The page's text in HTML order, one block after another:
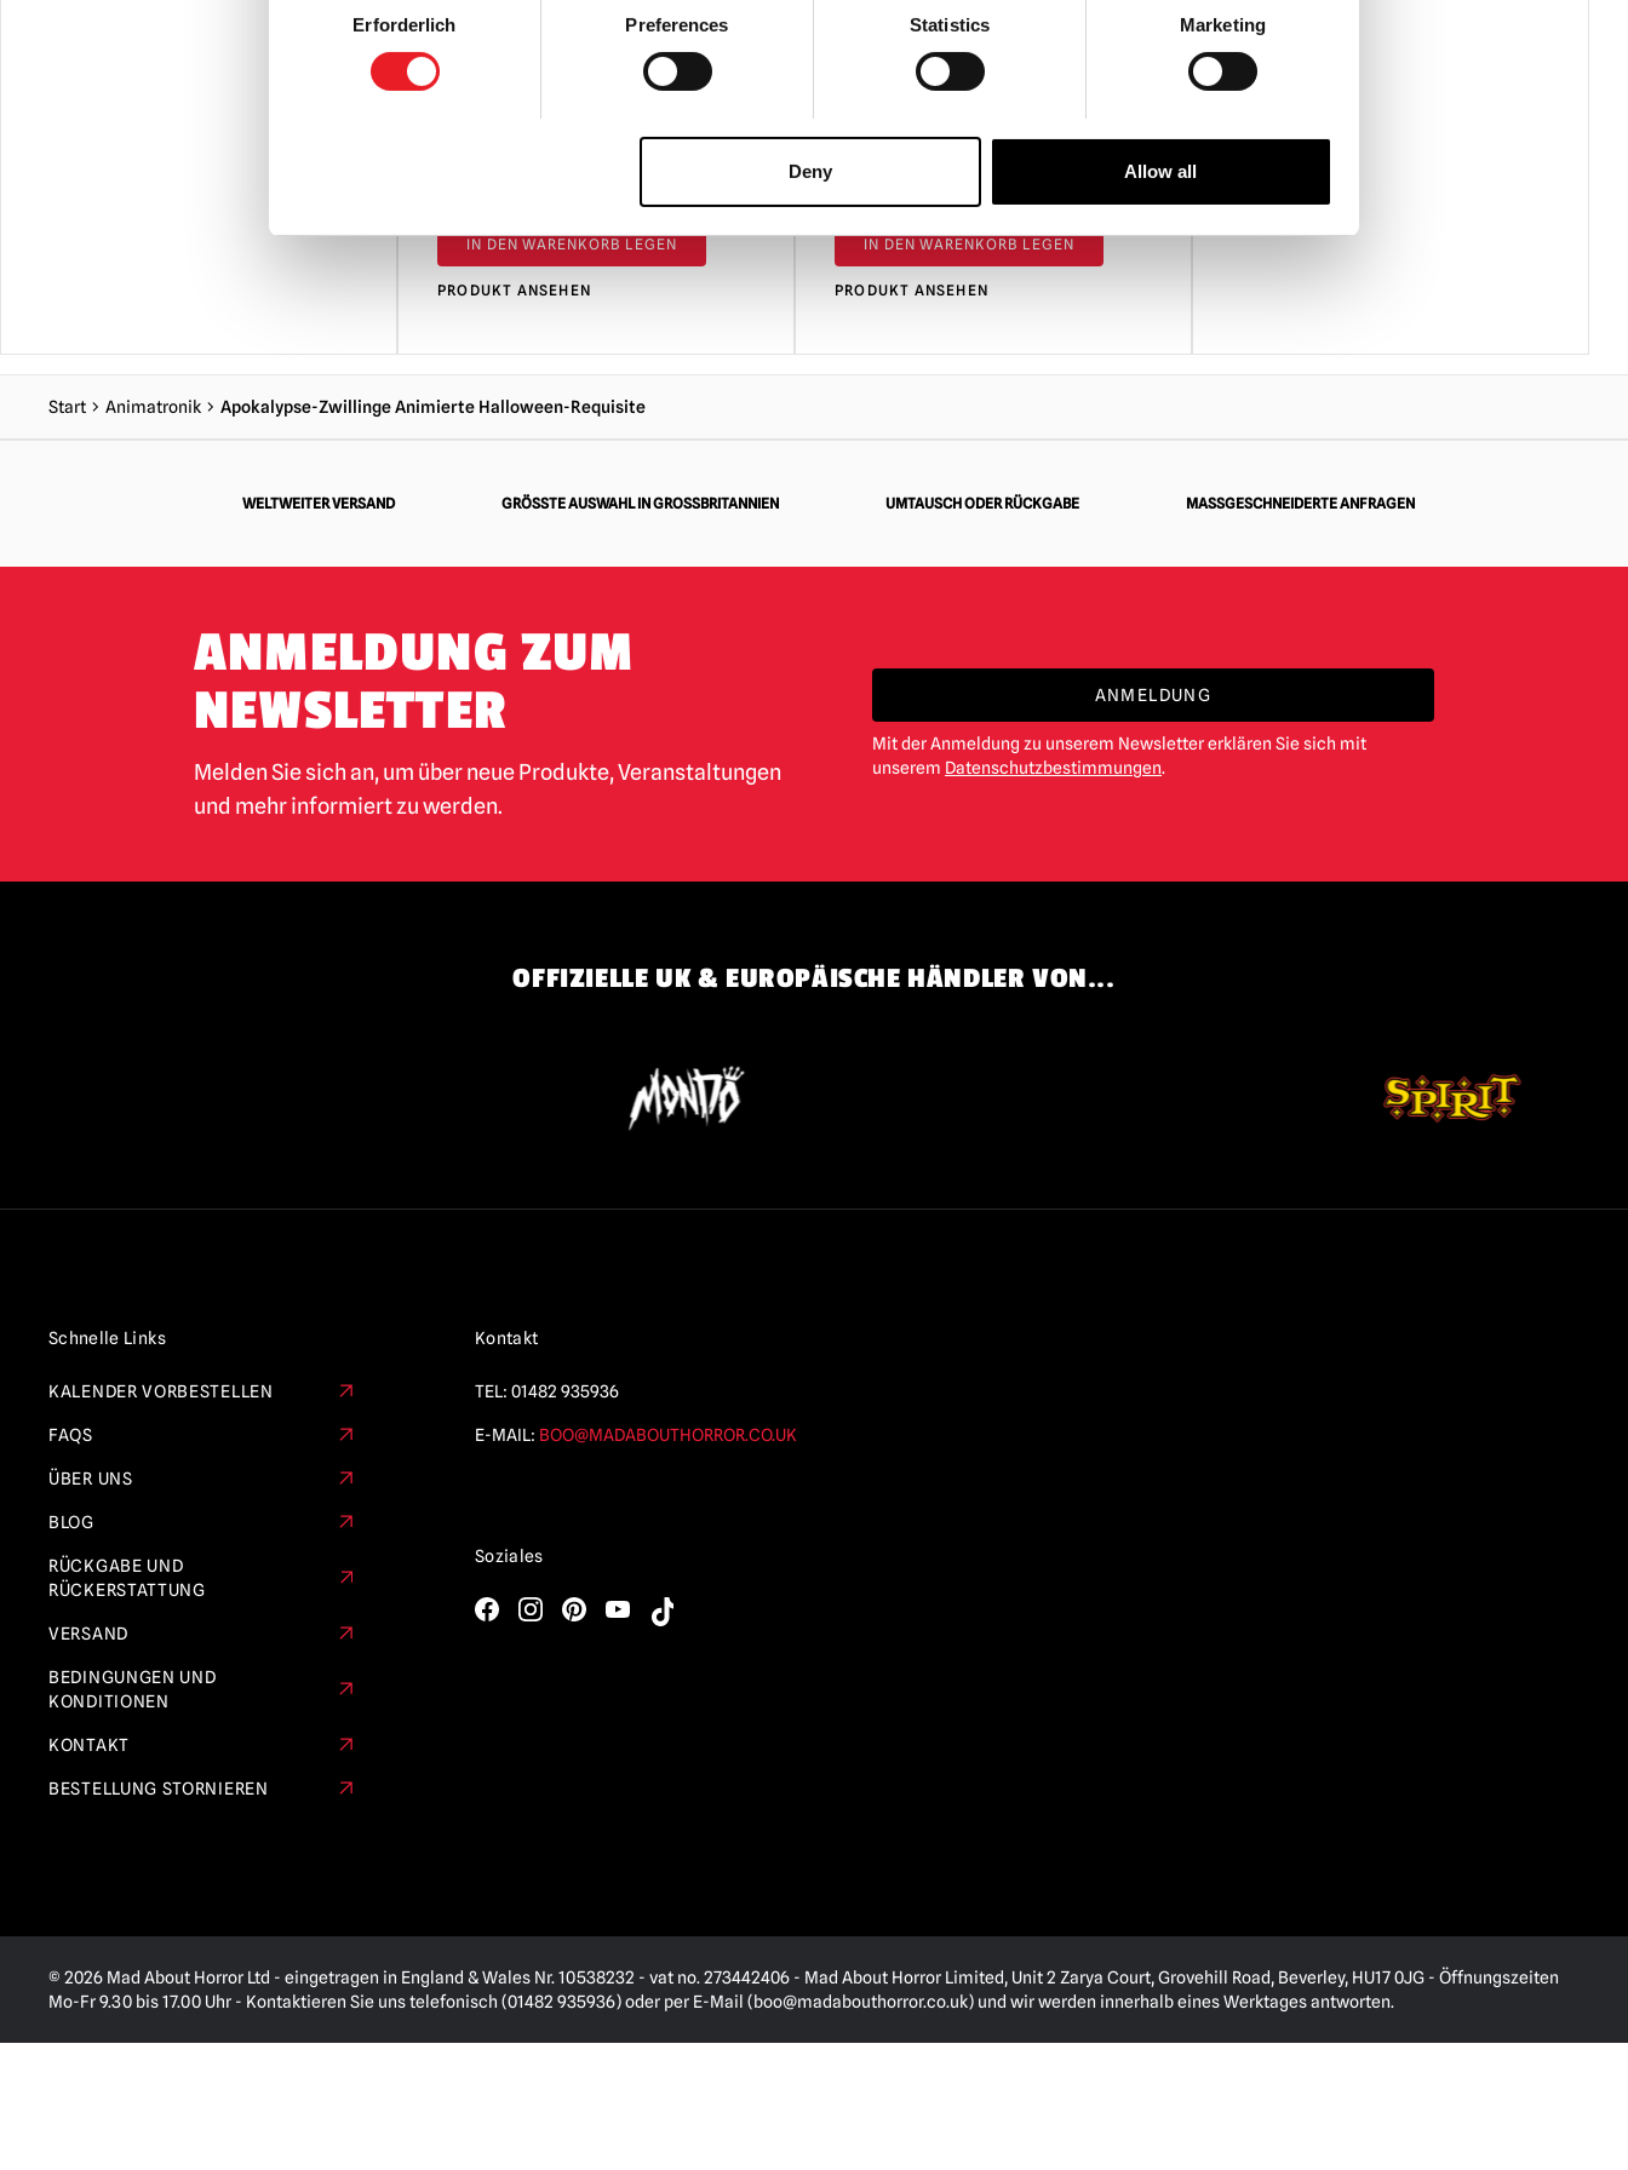
Erforderlich Preferences Statistics Marketing
Deny Allow all
sie vollständig zu zerlegen und in ihrer Originalverpackung oder anderen
geeigneten Behältern an einem trockenen Ort aufzubewahren.
IN DEN WARENKORB LEGEN
PRODUKT ANSEHEN
Halloween-Requisite
IN DEN WARENKORB LEGEN
PRODUKT ANSEHEN
Start Animatronik Apokalypse-Zwillinge Animierte Halloween-Requisite
WELTWEITER VERSAND GRÖSSTE AUSWAHL IN GROSSBRITANNIEN UMTAUSCH ODER RÜCKGABE MASSGESCHNEIDERTE ANFRAGEN
ANMELDUNG ZUM
NEWSLETTER
Melden Sie sich an, um über neue Produkte, Veranstaltungen
und mehr informiert zu werden.
ANMELDUNG
Mit der Anmeldung zu unserem Newsletter erklären Sie sich mit
unserem Datenschutzbestimmungen.
OFFIZIELLE UK & EUROPÄISCHE HÄNDLER VON...
Schnelle Links
KALENDER VORBESTELLEN
FAQS
ÜBER UNS
BLOG
RÜCKGABE UND
RÜCKERSTATTUNG
VERSAND
BEDINGUNGEN UND
KONDITIONEN
KONTAKT
BESTELLUNG STORNIEREN
Kontakt
TEL: 01482 935936
E-MAIL: BOO@MADABOUTHORROR.CO.UK
Soziales
© 2026 Mad About Horror Ltd - eingetragen in England & Wales Nr. 10538232 - vat no. 273442406 - Mad About Horror Limited, Unit 2 Zarya Court, Grovehill Road, Beverley, HU17 0JG - Öffnungszeiten
Mo-Fr 9.30 bis 17.00 Uhr - Kontaktieren Sie uns telefonisch (01482 935936) oder per E-Mail (boo@madabouthorror.co.uk) und wir werden innerhalb eines Werktages antworten.